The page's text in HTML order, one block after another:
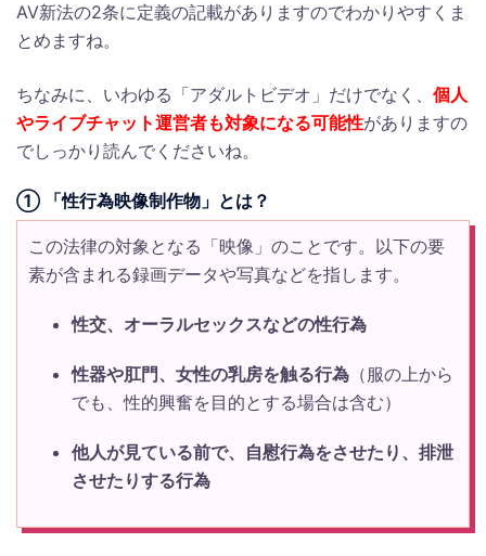
AV新法の2条に定義の記載がありますのでわかりやすくま
とめますね。
ちなみに、いわゆる「アダルトビデオ」だけでなく、 個人
やライブチャット運営者も対象になる可能性がありますの
でしっかり読んでくださいね。
① 「性行為映像制作物」とは？
この法律の対象となる「映像」のことです。以下の要
素が含まれる録画データや写真などを指します。
性交、オーラルセックスなどの性行為
性器や肛門、女性の乳房を触る行為 （服の上から
でも、性的興奮を目的とする場合は含む）
他人が見ている前で、自慰行為をさせたり、排泄
させたりする行為